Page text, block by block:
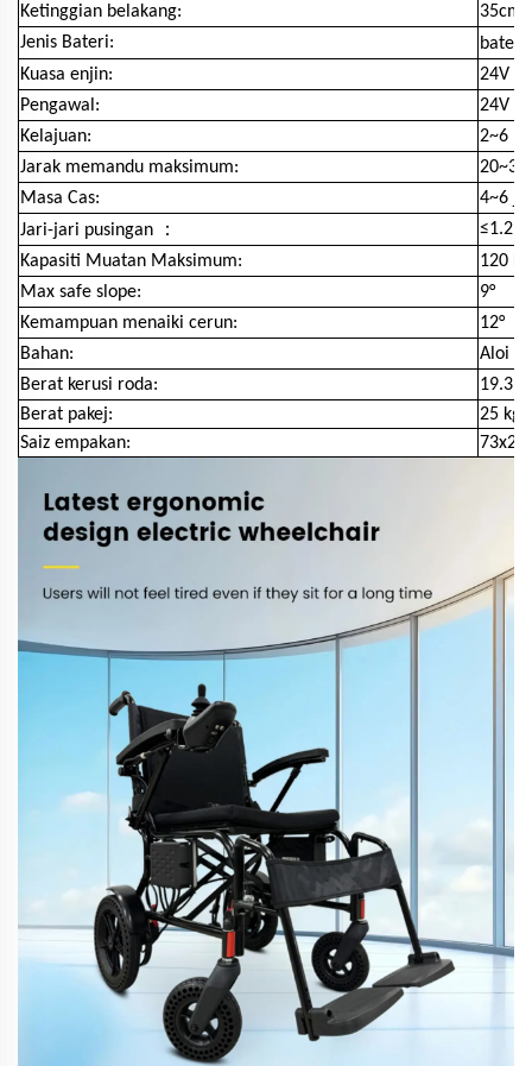
Ketinggian belakang:
35cm
Jenis Bateri:
bateri
Kuasa enjin:
24V /
Pengawal:
24V /
Kelajuan:
2~6
Jarak memandu maksimum:
20~35
Masa Cas:
4~6
Jari-jari pusingan
：
≤1.2m
Kapasiti Muatan Maksimum:
120 KG
Max safe slope:
9°
Kemampuan menaiki cerun:
12°
Bahan:
Aloi
Berat kerusi roda:
19.3
Berat pakej:
25 kg
Saiz empakan: